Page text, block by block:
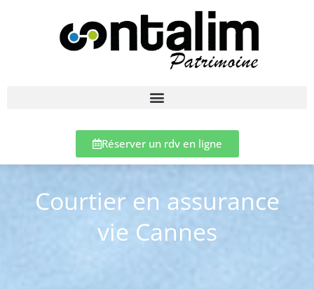
Réserver un rdv en ligne
Courtier en assurance
vie Cannes